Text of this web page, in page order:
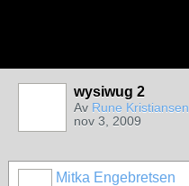
wysiwug 2
Av Rune Kristiansen
nov 3, 2009
Mitka Engebretsen